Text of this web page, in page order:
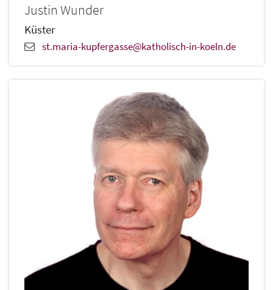
Justin Wunder
Küster
st.maria-kupfergasse@katholisch-in-koeln.de